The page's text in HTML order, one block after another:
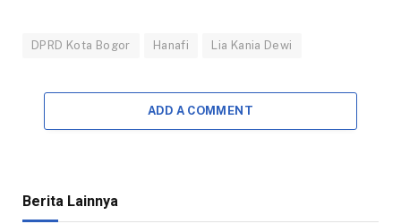
DPRD Kota Bogor Hanafi Lia Kania Dewi
ADD A COMMENT
Berita Lainnya